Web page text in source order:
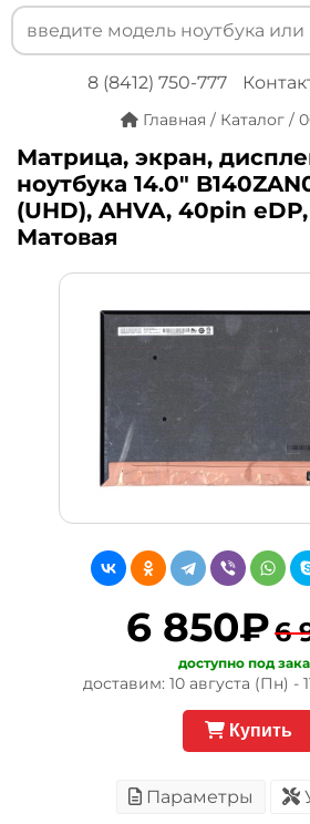
8 (8412) 750-777
Главная / Каталог /
Матрица, экран,
ноутбука 14.0"
(UHD), AHVA, 40pin
Матовая
6 850₽6
доступно под
доставим: 10 августа (Пн) -
Купить
Параметры